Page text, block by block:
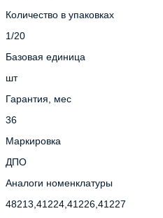
Количество в упаковках
1/20
Базовая единица
шт
Гарантия, мес
36
Маркировка
ДПО
Аналоги номенклатуры
48213,41224,41226,41227